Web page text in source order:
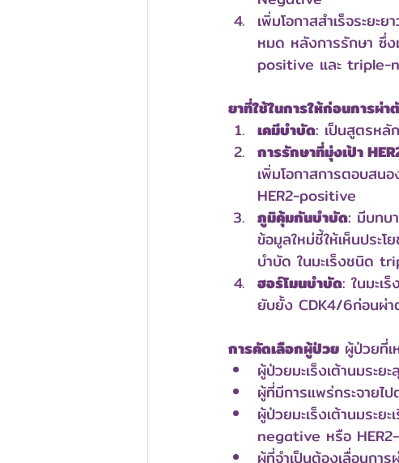
เพิ่มโอกาสสำเร็จระย
หมด หลังการรักษา ซึ่ง
positive และ triple-
ยาที่ใช้ในการให้ก่อนการ
เคมีบำบัด: เป็นสูตรหลั
การรักษาที่มุ่งเป้า
เพิ่มโอกาสการตอบสน
HER2-positive
ภูมิคุ้มกันบำบัด: มีบทบ
ข้อมูลใหม่ชี้ให้เห็นประ
บำบัด ในมะเร็งชนิด
ฮอร์โมนบำบัด: ในมะเ
ยับยั้ง CDK4/6ก่อนผ่า
การคัดเลือกผู้ป่วย ผู้ป่วยที่เ
ผู้ป่วยมะเร็งเต้านมระ
ผู้ที่มีการแพร่กระจายไ
ผู้ป่วยมะเร็งเต้านมระ
negative หรือ
ผู้ที่จำเป็นต้องเลื่อนการ